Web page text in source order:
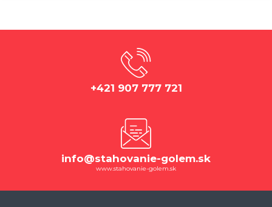
+421 907 777 721
info@stahovanie-golem.sk
www.stahovanie-golem.sk